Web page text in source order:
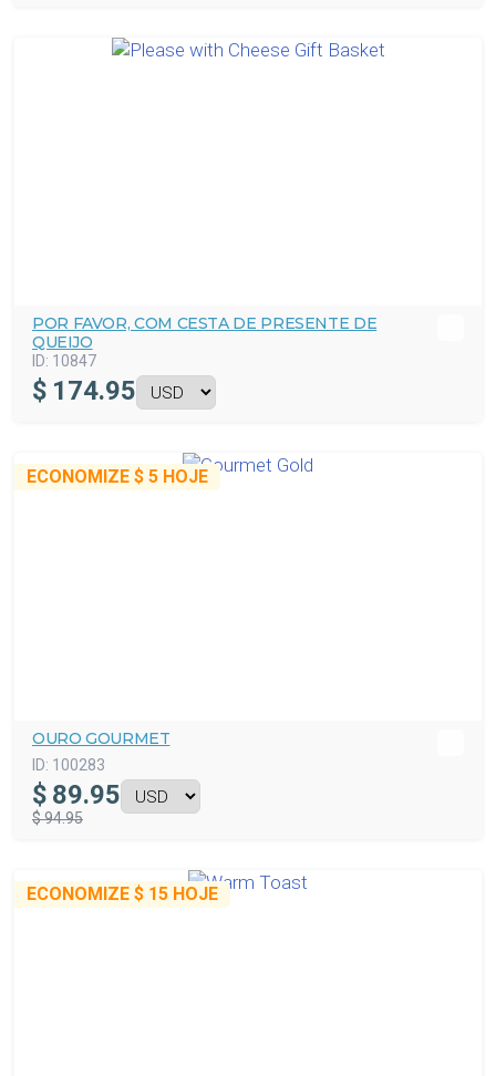
POR FAVOR, COM CESTA DE PRESENTE DE
QUEIJO
ID: 10847
$ 174.95
ECONOMIZE $ 5 HOJE
OURO GOURMET
ID: 100283
$ 89.95
$ 94.95
ECONOMIZE $ 15 HOJE